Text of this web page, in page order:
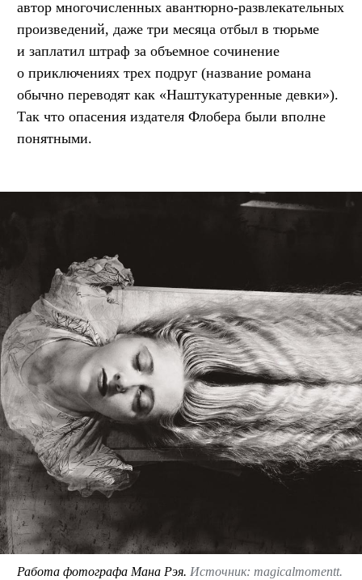
автор многочисленных авантюрно-развлекательных
произведений, даже три месяца отбыл в тюрьме
и заплатил штраф за объемное сочинение
о приключениях трех подруг (название романа
обычно переводят как «Наштукатуренные девки»).
Так что опасения издателя Флобера были вполне
понятными.
Работа фотографа Мана Рэя. Источник: magicalmomentt.